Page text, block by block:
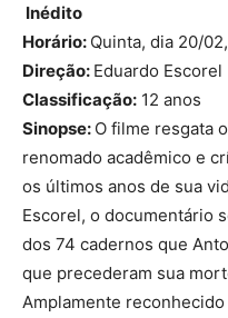
Inédito
Horário: Quinta, dia 20/
Direção: Eduardo Escorel
Classificação: 12 anos
Sinopse: O filme resgata
renomado acadêmico e
os últimos anos de sua
Escorel, o documentário
dos 74 cadernos que
que precederam sua
Amplamente